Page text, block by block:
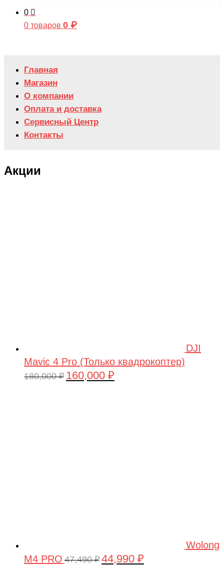
0
0 товаров 0 ₽
Главная
Магазин
О компании
Оплата и доставка
Сервисный Центр
Контакты
Акции
DJI
Mavic 4 Pro (Только квадрокоптер)
180,000₽ Первоначальная
160,000 ₽
Wolong
M4 PRO 47,490₽ Первоначальная
44,990 ₽